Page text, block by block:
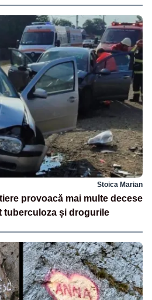
Stoica Marian
provoacă mai multe decese
tuberculoza și drogurile